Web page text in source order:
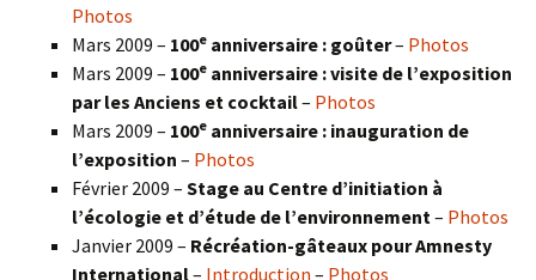
Photos
Mars 2009 – 100e anniversaire : goûter– Photos
Mars 2009 – 100e anniversaire : visite de l’exposition
par les Anciens et cocktail– Photos
Mars 2009 – 100e anniversaire : inauguration de
l’exposition – Photos
Février 2009 – Stage au Centre d’initiation à
l’écologie et d’étude de l’environnement – Photos
Janvier 2009 – Récréation-gâteaux pour Amnesty
International– Introduction – Photos